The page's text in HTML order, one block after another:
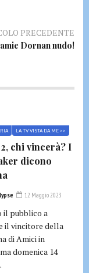
PRECEDENTE
Dornan nudo!
LA TV VISTA DA ME >>
chi vincerà? I
dicono
12 Maggio 2023
il pubblico a
il vincitore della
di Amici in
domenica 14